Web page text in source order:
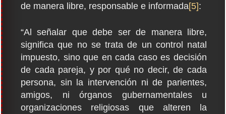
de manera libre, responsable e informada[5]:
“Al señalar que debe ser de manera libre,
significa que no se trata de un control natal
impuesto, sino que en cada caso es decisión
de cada pareja, y por qué no decir, de cada
persona, sin la intervención ni de parientes,
amigos, ni órganos gubernamentales u
organizaciones religiosas que alteren la